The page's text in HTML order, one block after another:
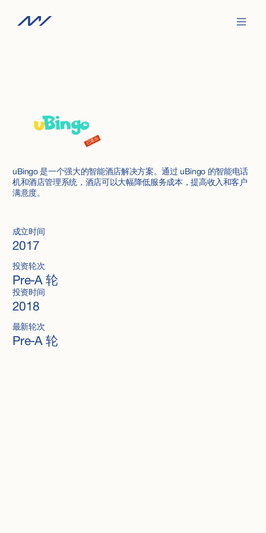
uBingo 是一个强大的智能酒店解决方案。通过 uBingo 的智能电话
机和酒店管理系统，酒店可以大幅降低服务成本，提高收入和客户
满意度。
已退出
成立时间
2017
投资轮次
Pre-A 轮
投资时间
2018
最新轮次
Pre-A 轮